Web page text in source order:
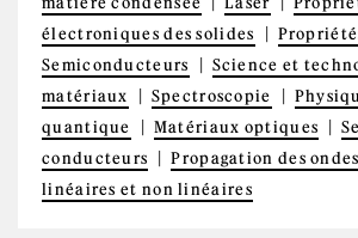
électroniques des solides
Semiconducteurs
Science et
matériaux
Spectroscopie
quantique
Matériaux optiques
conducteurs
Propagation des ondes
linéaires et non linéaires